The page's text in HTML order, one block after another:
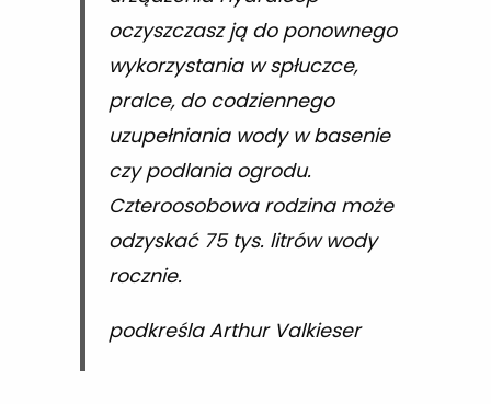
oczyszczasz ją do ponownego
wykorzystania w spłuczce,
pralce, do codziennego
uzupełniania wody w basenie
czy podlania ogrodu.
Czteroosobowa rodzina może
odzyskać 75 tys. litrów wody
rocznie.
podkreśla Arthur Valkieser